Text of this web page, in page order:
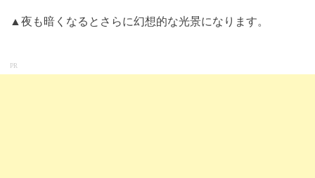
▲夜も暗くなるとさらに幻想的な光景になります。
PR